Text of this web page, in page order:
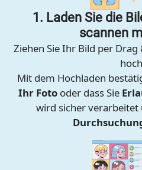
1. Laden Sie die
scannen
Ziehen Sie Ihr Bild per Drag
Mit dem Hochladen
Ihr Fotooder dass Sie
wird sicher verarbeitet